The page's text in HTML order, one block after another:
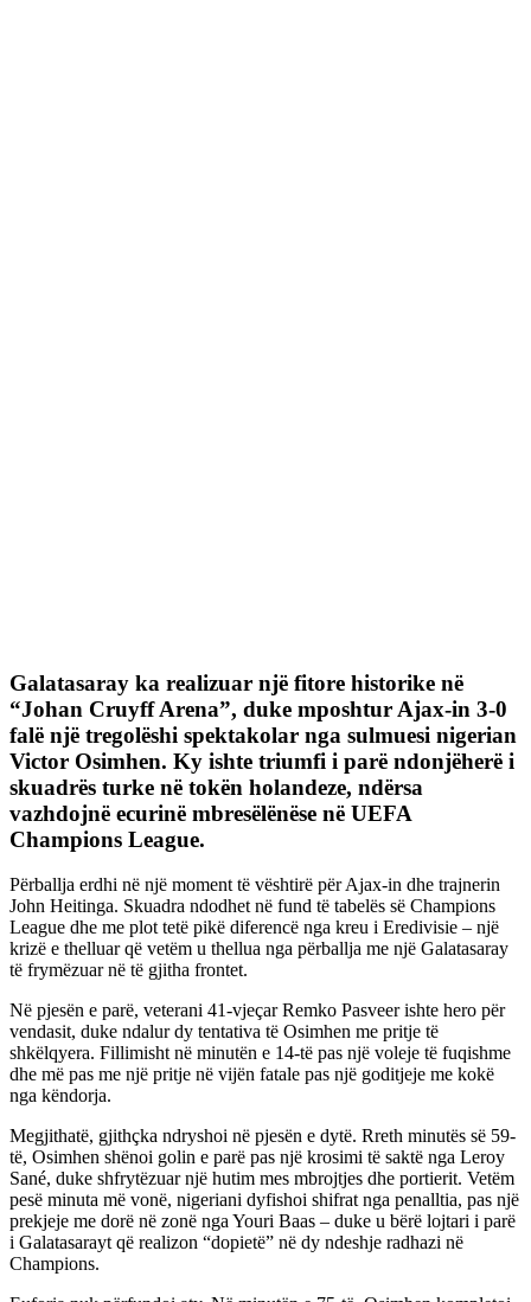
Galatasaray ka realizuar një fitore historike në
“Johan Cruyff Arena”, duke mposhtur Ajax-in 3-0
falë një tregolëshi spektakolar nga sulmuesi nigerian
Victor Osimhen. Ky ishte triumfi i parë ndonjëherë i
skuadrës turke në tokën holandeze, ndërsa
vazhdojnë ecurinë mbresëlënëse në UEFA
Champions League.
Përballja erdhi në një moment të vështirë për Ajax-in dhe trajnerin
John Heitinga. Skuadra ndodhet në fund të tabelës së Champions
League dhe me plot tetë pikë diferencë nga kreu i Eredivisie – një
krizë e thelluar që vetëm u thellua nga përballja me një Galatasaray
të frymëzuar në të gjitha frontet.
Në pjesën e parë, veterani 41-vjeçar Remko Pasveer ishte hero për
vendasit, duke ndalur dy tentativa të Osimhen me pritje të
shkëlqyera. Fillimisht në minutën e 14-të pas një voleje të fuqishme
dhe më pas me një pritje në vijën fatale pas një goditjeje me kokë
nga këndorja.
Megjithatë, gjithçka ndryshoi në pjesën e dytë. Rreth minutës së 59-
të, Osimhen shënoi golin e parë pas një krosimi të saktë nga Leroy
Sané, duke shfrytëzuar një hutim mes mbrojtjes dhe portierit. Vetëm
pesë minuta më vonë, nigeriani dyfishoi shifrat nga penalltia, pas një
prekjeje me dorë në zonë nga Youri Baas – duke u bërë lojtari i parë
i Galatasarayt që realizon “dopietë” në dy ndeshje radhazi në
Champions.